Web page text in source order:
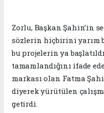
Zorlu, Başkan Şahin’in
sözlerin hiçbirini yarım
bu projelerin ya
tamamlandığını ifade
markası olan Fatma
diyerek yürütülen
getirdi.